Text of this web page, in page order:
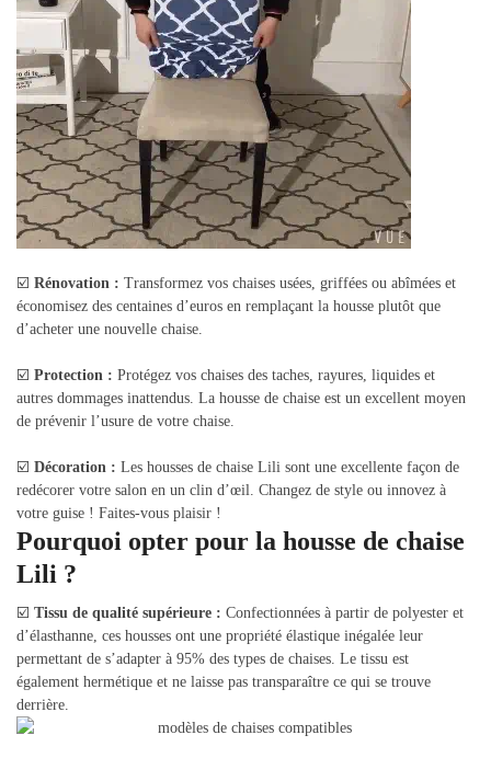
☑️ Rénovation : Transformez vos chaises usées, griffées ou abîmées et
économisez des centaines d’euros en remplaçant la housse plutôt que
d’acheter une nouvelle chaise.
☑️ Protection : Protégez vos chaises des taches, rayures, liquides et
autres dommages inattendus. La housse de chaise est un excellent moyen
de prévenir l’usure de votre chaise.
☑️ Décoration : Les housses de chaise Lili sont une excellente façon de
redécorer votre salon en un clin d’œil. Changez de style ou innovez à
votre guise ! Faites-vous plaisir !
Pourquoi opter pour la housse de chaise
Lili ?
☑️ Tissu de qualité supérieure : Confectionnées à partir de polyester et
d’élasthanne, ces housses ont une propriété élastique inégalée leur
permettant de s’adapter à 95% des types de chaises. Le tissu est
également hermétique et ne laisse pas transparaître ce qui se trouve
derrière.